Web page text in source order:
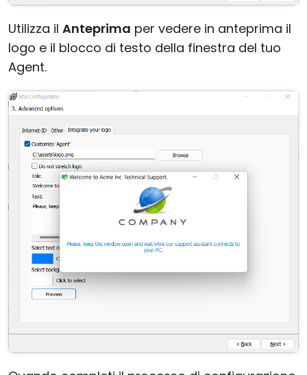
Utilizza il Anteprima per vedere in anteprima il
logo e il blocco di testo della finestra del tuo
Agent.